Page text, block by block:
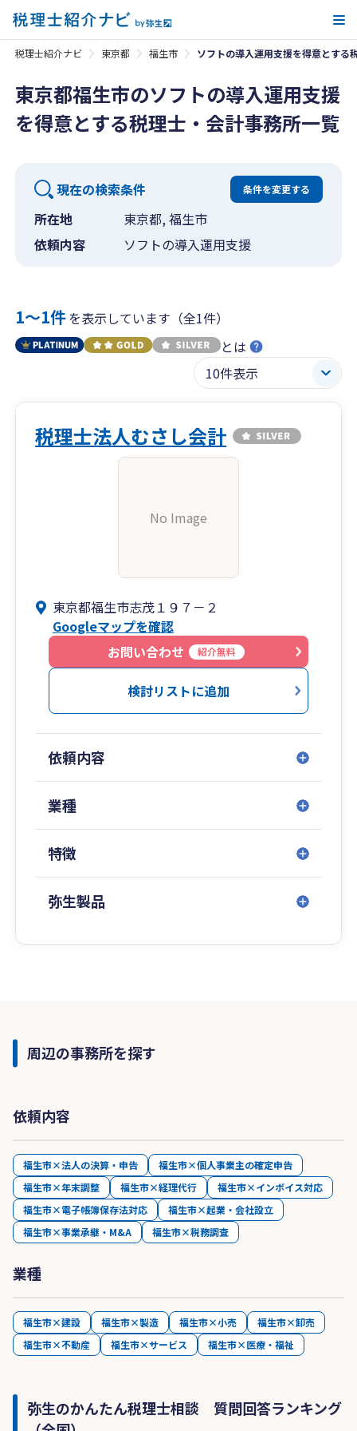
税理士紹介ナビ 東京都 福生市 ソフトの導入運用支援を得意とする
東京都福生市のソフトの導入運用支援
を得意とする税理士・会計事務所一覧
現在の検索条件 条件を変更する
所在地
東京都, 福生市
依頼内容
ソフトの導入運用支援
1〜1件を表示しています（全1件）
とは
税理士法人むさし会計
No Image
東京都福生市志茂１９７－２
Googleマップを確認
お問い合わせ
紹介無料
検討リストに追加
依頼内容
業種
特徴
弥生製品
周辺の事務所を探す
依頼内容
福生市×法人の決算・申告
福生市×個人事業主の確定申告
福生市×年末調整
福生市×経理代行
福生市×インボイス対応
福生市×電子帳簿保存法対応
福生市×起業・会社設立
福生市×事業承継・M&A
福生市×税務調査
業種
福生市×建設 福生市×製造 福生市×小売
福生市×卸売
福生市×不動産
福生市×サービス 福生市×医療・福祉
弥生のかんたん税理士相談 質問回答ランキング